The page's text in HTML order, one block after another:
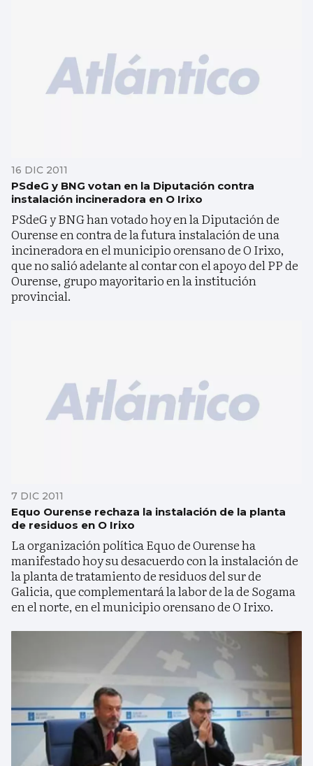
16 DIC 2011
PSdeG y BNG votan en la Diputación contra
instalación incineradora en O Irixo
PSdeG y BNG han votado hoy en la Diputación de
Ourense en contra de la futura instalación de una
incineradora en el municipio orensano de O Irixo,
que no salió adelante al contar con el apoyo del PP de
Ourense, grupo mayoritario en la institución
provincial.
7 DIC 2011
Equo Ourense rechaza la instalación de la planta
de residuos en O Irixo
La organización política Equo de Ourense ha
manifestado hoy su desacuerdo con la instalación de
la planta de tratamiento de residuos del sur de
Galicia, que complementará la labor de la de Sogama
en el norte, en el municipio orensano de O Irixo.